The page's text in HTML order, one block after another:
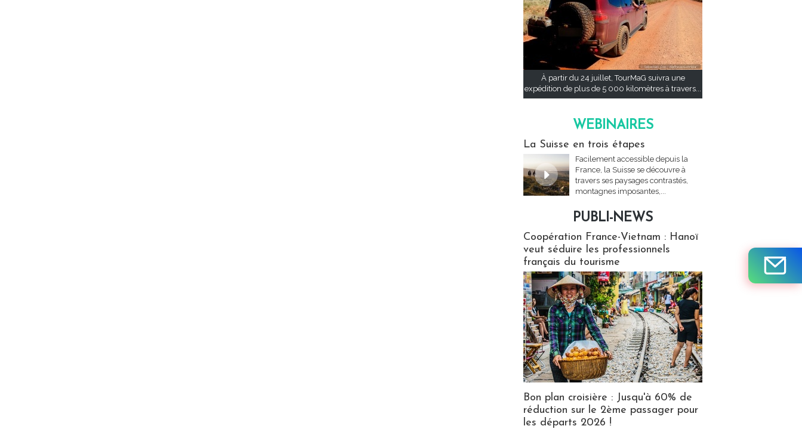
À partir du 24 juillet, TourMaG suivra une
expédition de plus de 5 000 kilomètres à travers...
WEBINAIRES
La Suisse en trois étapes
Facilement accessible depuis la
France, la Suisse se découvre à
travers ses paysages contrastés,
montagnes imposantes,...
PUBLI-NEWS
Coopération France-Vietnam : Hanoï
veut séduire les professionnels
français du tourisme
Bon plan croisière : Jusqu'à 60% de
réduction sur le 2ème passager pour
les départs 2026 !